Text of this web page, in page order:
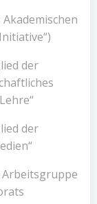
der
der
Arbeitsgruppe